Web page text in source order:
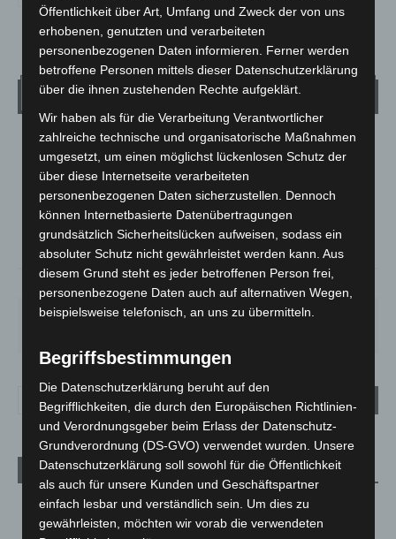
Wetter
LANGENHAGEN
Überwiegend Bewölkt
13.9°C 15.5°
13.3°
SA. SO. MO. DI.
Aktuelle Beiträge
Niedersachsen: Feuerwehrkräfte kehren nach
Waldbrandeinsatz aus Spanien zurück
Öffentlichkeit über Art, Umfang und Zweck der von uns
erhobenen, genutzten und verarbeiteten
personenbezogenen Daten informieren. Ferner werden
betroffene Personen mittels dieser Datenschutzerklärung
über die ihnen zustehenden Rechte aufgeklärt.
Wir haben als für die Verarbeitung Verantwortlicher
zahlreiche technische und organisatorische Maßnahmen
umgesetzt, um einen möglichst lückenlosen Schutz der
über diese Internetseite verarbeiteten
personenbezogenen Daten sicherzustellen. Dennoch
können Internetbasierte Datenübertragungen
grundsätzlich Sicherheitslücken aufweisen, sodass ein
absoluter Schutz nicht gewährleistet werden kann. Aus
diesem Grund steht es jeder betroffenen Person frei,
personenbezogene Daten auch auf alternativen Wegen,
beispielsweise telefonisch, an uns zu übermitteln.
Begriffsbestimmungen
Die Datenschutzerklärung beruht auf den
Begrifflichkeiten, die durch den Europäischen Richtlinien-
und Verordnungsgeber beim Erlass der Datenschutz-
Grundverordnung (DS-GVO) verwendet wurden. Unsere
Datenschutzerklärung soll sowohl für die Öffentlichkeit
als auch für unsere Kunden und Geschäftspartner
einfach lesbar und verständlich sein. Um dies zu
gewährleisten, möchten wir vorab die verwendeten